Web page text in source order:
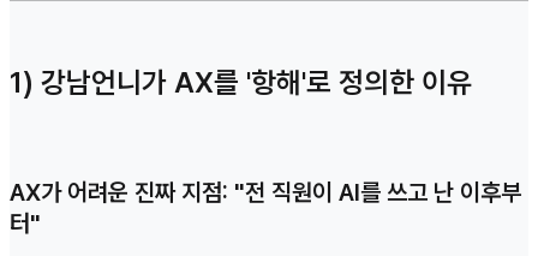
1) 강남언니가 AX를 '항해'로 정의한 이유
AX가 어려운 진짜 지점: "전 직원이 AI를 쓰고 난 이후부
터"